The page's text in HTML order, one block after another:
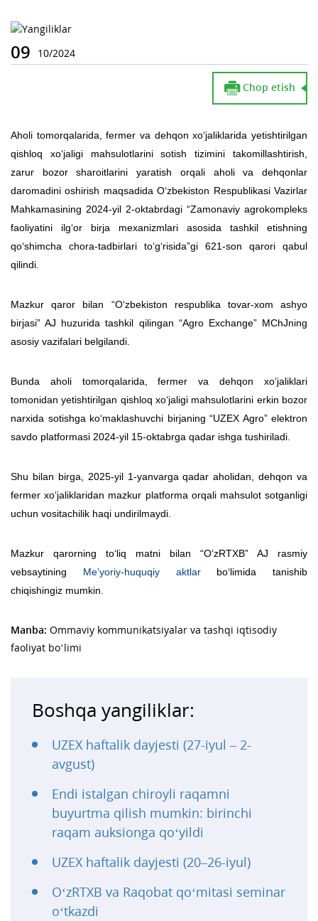
09 10/2024
Chop etish
Aholi tomorqalarida, fermer va dehqon xo‘jaliklarida yetishtirilgan
qishloq xo‘jaligi mahsulotlarini sotish tizimini takomillashtirish,
zarur bozor sharoitlarini yaratish orqali aholi va dehqonlar
daromadini oshirish maqsadida O‘zbekiston Respublikasi Vazirlar
Mahkamasining 2024-yil 2-oktabrdagi “Zamonaviy agrokompleks
faoliyatini ilg‘or birja mexanizmlari asosida tashkil etishning
qo‘shimcha chora-tadbirlari to‘g‘risida”gi 621-son qarori qabul
qilindi.
Mazkur qaror bilan “O‘zbekiston respublika tovar-xom ashyo
birjasi” AJ huzurida tashkil qilingan “Agro Exchange” MChJning
asosiy vazifalari belgilandi.
Bunda aholi tomorqalarida, fermer va dehqon xo‘jaliklari
tomonidan yetishtirilgan qishloq xo‘jaligi mahsulotlarini erkin bozor
narxida sotishga ko‘maklashuvchi birjaning “UZEX Agro” elektron
savdo platformasi 2024-yil 15-oktabrga qadar ishga tushiriladi.
Shu bilan birga, 2025-yil 1-yanvarga qadar aholidan, dehqon va
fermer xo‘jaliklaridan mazkur platforma orqali mahsulot sotganligi
uchun vositachilik haqi undirilmaydi.
Mazkur qarorning to‘liq matni bilan “O‘zRTXB” AJ rasmiy
vebsaytining Meʼyoriy-huquqiy aktlarbo‘limida tanishib
chiqishingiz mumkin.
Manba: Ommaviy kommunikatsiyalar va tashqi iqtisodiy
faoliyat bo‘limi
Boshqa yangiliklar:
UZEX haftalik dayjesti (27-iyul – 2-
avgust)
Endi istalgan chiroyli raqamni
buyurtma qilish mumkin: birinchi
raqam auksionga qo‘yildi
UZEX haftalik dayjesti (20–26-iyul)
O‘zRTXB va Raqobat qo‘mitasi seminar
o‘tkazdi